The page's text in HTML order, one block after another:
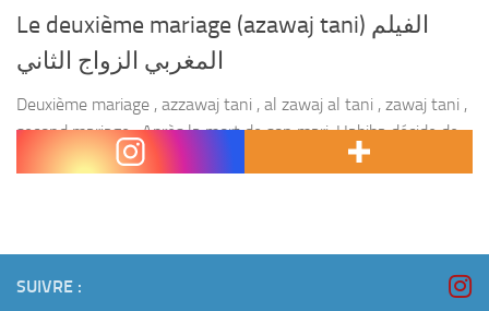
Le deuxième mariage (azawaj tani) الفيلم
المغربي الزواج الثاني
Deuxième mariage , azzawaj tani , al zawaj al tani , zawaj tani ,
second mariage . Après la mort de son mari, Habiba décide de
ne compter que sur elle même et de...
SUIVRE :